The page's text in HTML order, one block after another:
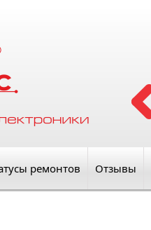
ремонтов Отзывы